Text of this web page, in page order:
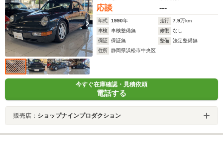
応談 ---
年式 1990年 走行 7.9万km
車検
車検整備無 修復
なし
保証
保証無 整備
法定整備無
住所
静岡県浜松市中央区
今すぐ在庫確認・見積依頼
電話する
販売店： ショップナインプロダクション